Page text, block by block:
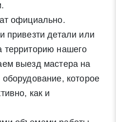
официально.
привезти детали или
территорию нашего
выезд мастера на
которое
как и